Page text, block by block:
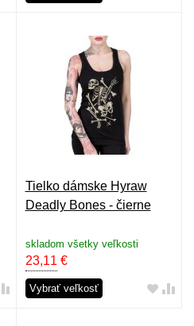
Tielko dámske Hyraw
Deadly Bones - čierne
skladom všetky veľkosti
23,11 €
Vybrať veľkosť